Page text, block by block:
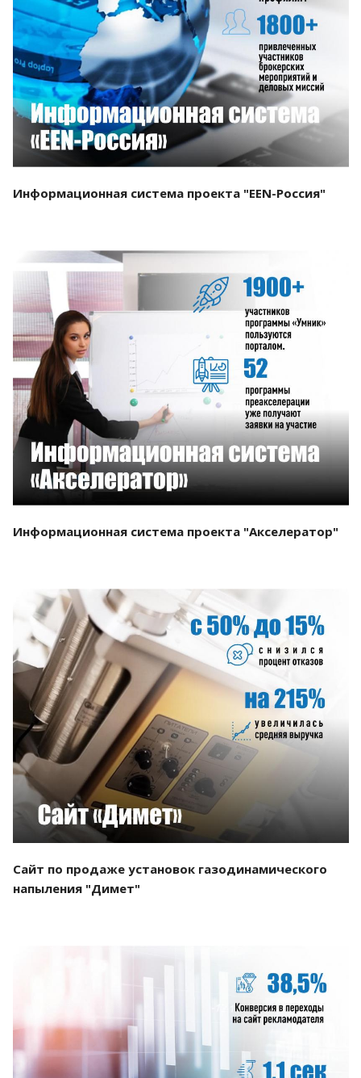
Смотреть проект
Информационная система проекта "EEN-Россия"
Смотреть проект
Информационная система проекта "Акселератор"
Смотреть проект
Сайт по продаже установок газодинамического
напыления "Димет"